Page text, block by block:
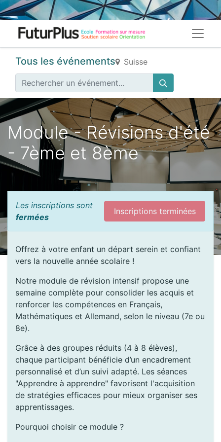
Tous les événements Suisse
Module - Révisions d'été
- 7ème et 8ème
Les inscriptions sont
fermées
Inscriptions terminées
Offrez à votre enfant un départ serein et confiant
vers la nouvelle année scolaire !
Notre module de révision intensif propose une
semaine complète pour consolider les acquis et
renforcer les compétences en Français,
Mathématiques et Allemand, selon le niveau (7e ou
8e).
Grâce à des groupes réduits (4 à 8 élèves),
chaque participant bénéficie d’un encadrement
personnalisé et d’un suivi adapté. Les séances
"Apprendre à apprendre" favorisent l'acquisition
de stratégies efficaces pour mieux organiser ses
apprentissages.
Pourquoi choisir ce module ?